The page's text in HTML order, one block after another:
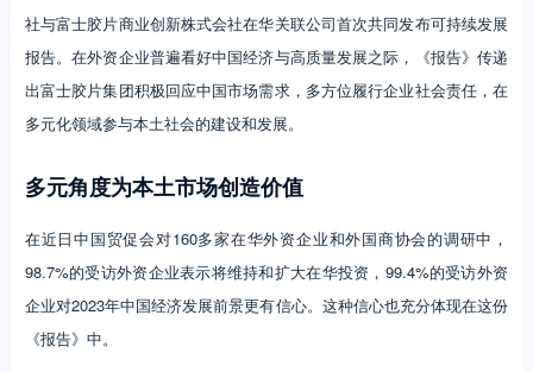
社与富士胶片商业创新株式会社在华关联公司首次共同发布可持续发展
报告。在外资企业普遍看好中国经济与高质量发展之际，《报告》传递
出富士胶片集团积极回应中国市场需求，多方位履行企业社会责任，在
多元化领域参与本土社会的建设和发展。
多元角度为本土市场创造价值
在近日中国贸促会对160多家在华外资企业和外国商协会的调研中，
98.7%的受访外资企业表示将维持和扩大在华投资，99.4%的受访外资
企业对2023年中国经济发展前景更有信心。这种信心也充分体现在这份
《报告》中。